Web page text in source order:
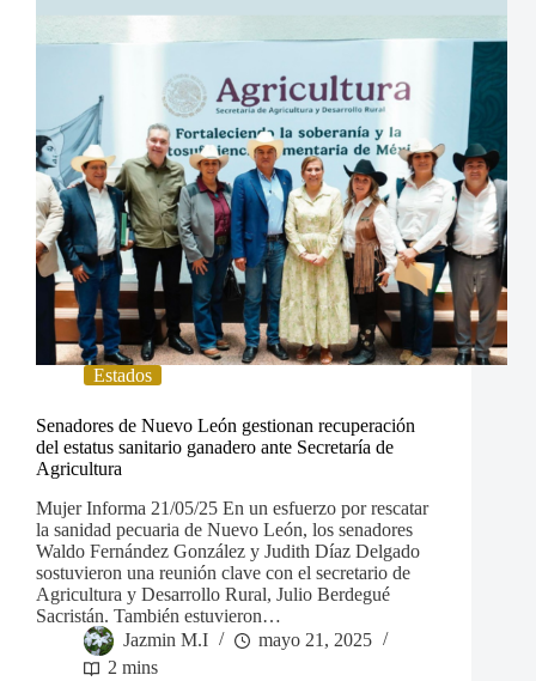
Estados
Senadores de Nuevo León gestionan recuperación
del estatus sanitario ganadero ante Secretaría de
Agricultura
Mujer Informa 21/05/25 En un esfuerzo por rescatar
la sanidad pecuaria de Nuevo León, los senadores
Waldo Fernández González y Judith Díaz Delgado
sostuvieron una reunión clave con el secretario de
Agricultura y Desarrollo Rural, Julio Berdegué
Sacristán. También estuvieron…
Jazmin M.I
mayo 21, 2025
2 mins